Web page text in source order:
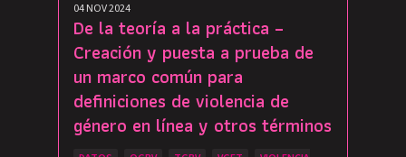
04 NOV 2024
De la teoría a la práctica –
Creación y puesta a prueba de
un marco común para
definiciones de violencia de
género en línea y otros términos